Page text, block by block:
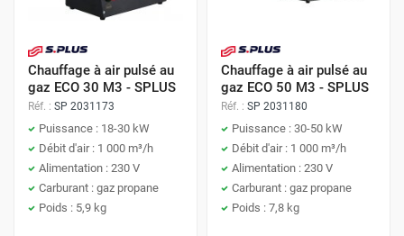
Chauffage à air pulsé au
gaz ECO 30 M3 - SPLUS
Réf. : SP 2031173
Puissance : 18-30 kW
Débit d'air : 1 000 m³/h
Alimentation : 230 V
Carburant : gaz propane
Poids : 5,9 kg
Chauffage à air pulsé au
gaz ECO 50 M3 - SPLUS
Réf. : SP 2031180
Puissance : 30-50 kW
Débit d'air : 1 000 m³/h
Alimentation : 230 V
Carburant : gaz propane
Poids : 7,8 kg